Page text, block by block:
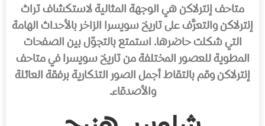
متاحف إنترلاكن هي الوجهة المثالية لاستكشاف تراث
إنترلاكن والتعرَّف على تاريخ سويسرا الزاخر بالأحداث الهامة
التي شكلت حاضرها. استمتع بالتجوّل بين الصفحات
المطوية للعصور المختلفة من تاريخ سويسرا في متاحف
إنترلاكن وقم بالتقاط أجمل الصور التذكارية برفقة العائلة
والأصدقاء.